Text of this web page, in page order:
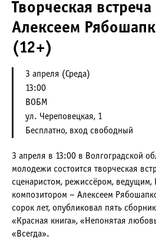
Творческая
Алексеем
(12+)
3 апреля (Среда)
13:00
ВОБМ
ул. Череповецкая, 1
Бесплатно, вход свободный
3 апреля в 13:00 в Волгоградской
молодежи состоится творческая
сценаристом, режиссёром,
композитором – Алексеем
сорок лет, опубликовал пять
«Красная книга», «Непонятая
«Всегда».